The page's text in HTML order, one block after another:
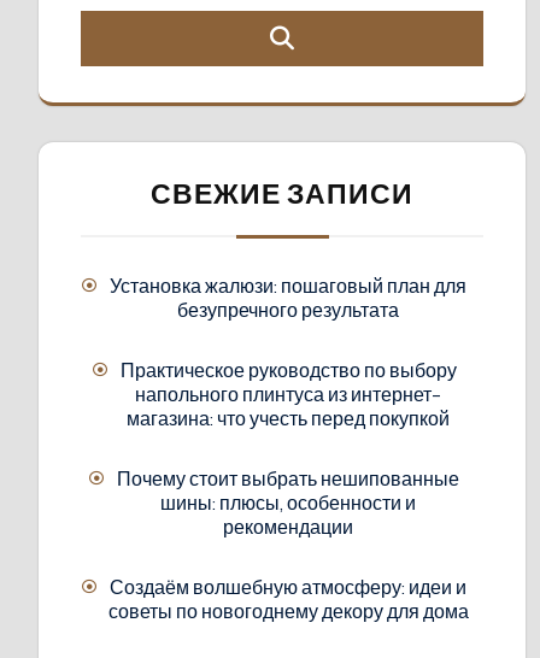
СВЕЖИЕ ЗАПИСИ
Установка жалюзи: пошаговый план для
безупречного результата
Практическое руководство по выбору
напольного плинтуса из интернет-
магазина: что учесть перед покупкой
Почему стоит выбрать нешипованные
шины: плюсы, особенности и
рекомендации
Создаём волшебную атмосферу: идеи и
советы по новогоднему декору для дома